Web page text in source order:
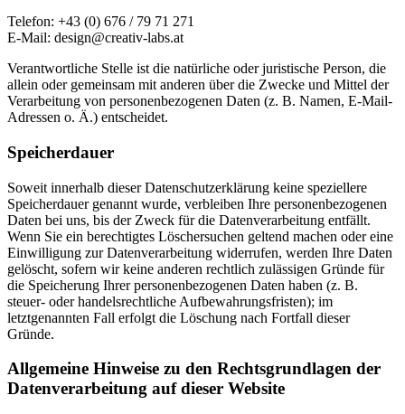
Telefon: +43 (0) 676 / 79 71 271
E-Mail: design@creativ-labs.at
Verantwortliche Stelle ist die natürliche oder juristische Person, die
allein oder gemeinsam mit anderen über die Zwecke und Mittel der
Verarbeitung von personenbezogenen Daten (z. B. Namen, E-Mail-
Adressen o. Ä.) entscheidet.
Speicherdauer
Soweit innerhalb dieser Datenschutzerklärung keine speziellere
Speicherdauer genannt wurde, verbleiben Ihre personenbezogenen
Daten bei uns, bis der Zweck für die Datenverarbeitung entfällt.
Wenn Sie ein berechtigtes Löschersuchen geltend machen oder eine
Einwilligung zur Datenverarbeitung widerrufen, werden Ihre Daten
gelöscht, sofern wir keine anderen rechtlich zulässigen Gründe für
die Speicherung Ihrer personenbezogenen Daten haben (z. B.
steuer- oder handelsrechtliche Aufbewahrungsfristen); im
letztgenannten Fall erfolgt die Löschung nach Fortfall dieser
Gründe.
Allgemeine Hinweise zu den Rechtsgrundlagen der
Datenverarbeitung auf dieser Website